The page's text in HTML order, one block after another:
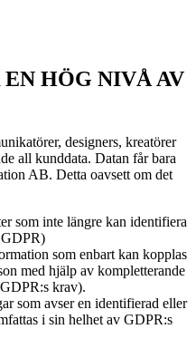
HÖG NIVÅ AV
designers, kreatörer
all kunddata. Datan får bara
AB. Detta oavsett om det
som inte längre kan identifiera
GDPR)
som enbart kan kopplas
med hjälp av kompletterande
krav).
som avser en identifierad eller
i sin helhet av GDPR:s